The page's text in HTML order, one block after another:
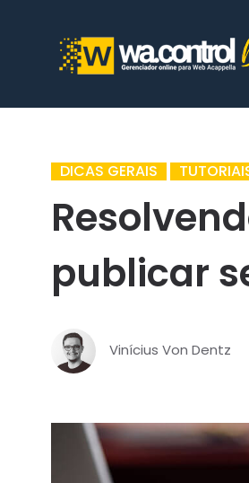
DICAS GERAIS
publicar
Vinícius Von Dentz